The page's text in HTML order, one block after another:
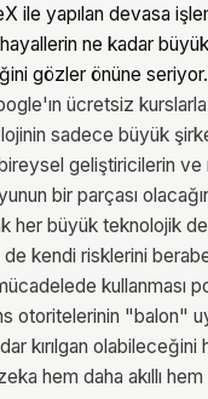
ile yapılan devasa
ne kadar
gözler önüne seriyor.
ücretsiz kurslarla
sadece büyük
geliştiricilerin ve
bir parçası
her büyük teknolojik
de kendi risklerini
kullanması
otoritelerinin "balon"
kırılgan olabileceğini
hem daha akıllı